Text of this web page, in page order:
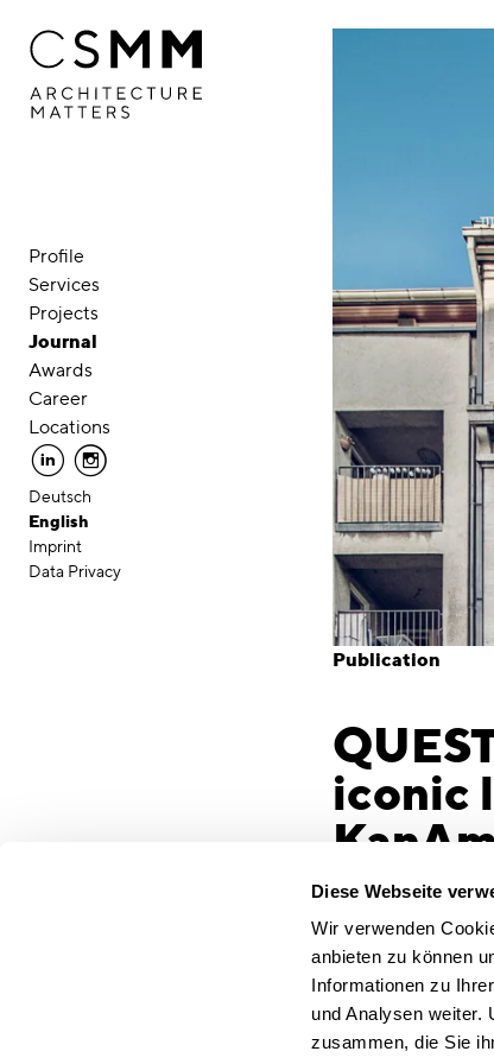
Diese Webseite
Wir verwenden
anbieten zu können
Informationen zu
und Analysen weiter.
zusammen, die Sie
Profile
Services
Projects
Journal
Awards
Career
Locations
linkedin instagram
Deutsch
English
Imprint
Data Privacy
Publication
iconic
Hamburg, 4 June
Partners have
4,000 m² of office
deal. The property
fund ‘LEADING